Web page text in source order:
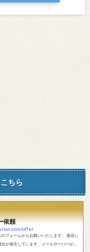
ちら
依頼
offer
が発生しています。メールサーバーが正